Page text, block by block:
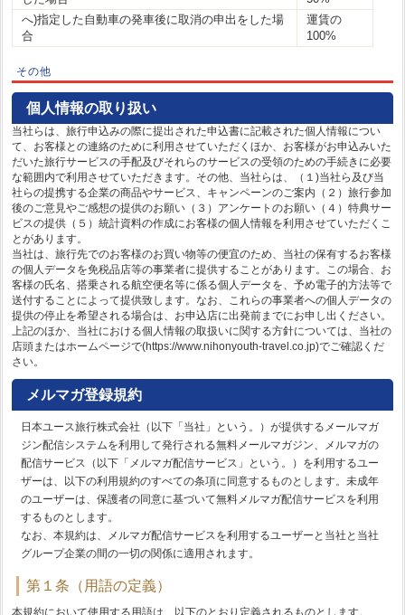
へ)指定した自動車の発車後に取消の申出をした場
合
運賃の
100%
その他
個人情報の取り扱い
当社らは、旅行申込みの際に提出された申込書に記載された個人情報につい
て、お客様との連絡のために利用させていただくほか、お客様がお申込みいた
だいた旅行サービスの手配及びそれらのサービスの受領のための手続きに必要
な範囲内で利用させていただきます。その他、当社らは、（１)当社ら及び当
社らの提携する企業の商品やサービス、キャンペーンのご案内（２）旅行参加
後のご意見やご感想の提供のお願い（３）アンケートのお願い（４）特典サー
ビスの提供（５）統計資料の作成にお客様の個人情報を利用させていただくこ
とがあります。
当社は、旅行先でのお客様のお買い物等の便宜のため、当社の保有するお客様
の個人データを免税品店等の事業者に提供することがあります。この場合、お
客様の氏名、搭乗される航空便名等に係る個人データを、予め電子的方法等で
送付することによって提供致します。なお、これらの事業者への個人データの
提供の停止を希望される場合は、お申込店に出発前までにお申し出ください。
上記のほか、当社における個人情報の取扱いに関する方針については、当社の
店頭またはホームページで(https://www.nihonyouth-travel.co.jp)でご確認くだ
さい。
メルマガ登録規約
日本ユース旅行株式会社（以下「当社」という。）が提供するメールマガ
ジン配信システムを利用して発行される無料メールマガジン、メルマガの
配信サービス（以下「メルマガ配信サービス」という。）を利用するユー
ザーは、以下の利用規約のすべての条項に同意するものとします。未成年
のユーザーは、保護者の同意に基づいて無料メルマガ配信サービスを利用
するものとします。
なお、本規約は、メルマガ配信サービスを利用するユーザーと当社と当社
グループ企業の間の一切の関係に適用されます。
第１条（用語の定義）
本規約において使用する用語は、以下のとおり定義されるものとします。